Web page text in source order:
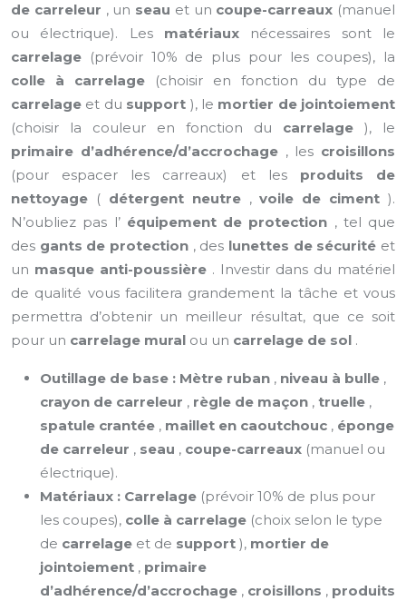
de carreleur , un seau et un coupe-carreaux (manuel
ou électrique). Les matériaux nécessaires sont le
carrelage (prévoir 10% de plus pour les coupes), la
colle à carrelage
(choisir en fonction du type de
carrelage et du support ), le mortier de jointoiement
(choisir la couleur en fonction du carrelage ), le
primaire d’adhérence/d’accrochage , les croisillons
(pour espacer les carreaux) et les produits de
nettoyage ( détergent neutre ,voile de ciment ).
N’oubliez pas l’ équipement de protection , tel que
des gants de protection , des lunettes de sécurité et
un masque anti-poussière . Investir dans du matériel
de qualité vous facilitera grandement la tâche et vous
permettra d’obtenir un meilleur résultat, que ce soit
pour un carrelage mural ou un carrelage de sol .
Outillage de base : Mètre ruban , niveau à bulle ,
crayon de carreleur , règle de maçon , truelle ,
spatule crantée , maillet en caoutchouc , éponge
de carreleur , seau , coupe-carreaux (manuel ou
électrique).
Matériaux : Carrelage (prévoir 10% de plus pour
les coupes), colle à carrelage (choix selon le type
de carrelage et de support ), mortier de
jointoiement , primaire
d’adhérence/d’accrochage , croisillons , produits